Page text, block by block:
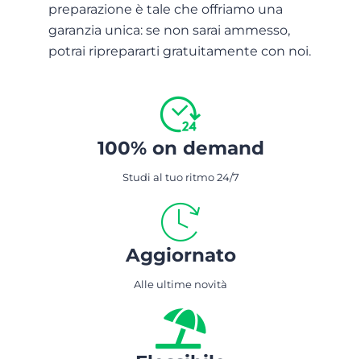
preparazione è tale che offriamo una
garanzia unica: se non sarai ammesso,
potrai riprepararti gratuitamente con noi.
100% on demand
Studi al tuo ritmo 24/7
Aggiornato
Alle ultime novità